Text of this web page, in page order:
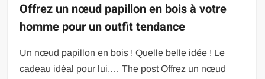
Offrez un nœud papillon en bois à votre
homme pour un outfit tendance
Un nœud papillon en bois ! Quelle belle idée ! Le
cadeau idéal pour lui,… The post Offrez un nœud